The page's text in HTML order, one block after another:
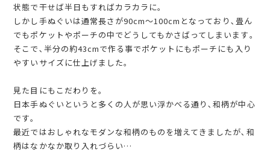
状態で干せば半日もすればカラカラに｡
しかし手ぬぐいは通常長さが90cm〜100cmとなっており､畳ん
でもポケットやポーチの中でどうしてもかさばってしまいます｡
そこで､半分の約43cmで作る事でポケットにもポーチにも入り
やすいサイズに仕上げました｡
見た目にもこだわりを｡
日本手ぬぐいというと多くの人が思い浮かべる通り､和柄が中心
です｡
最近ではおしゃれなモダンな和柄のものを増えてきましたが､和
柄はなかなか取り入れづらい…